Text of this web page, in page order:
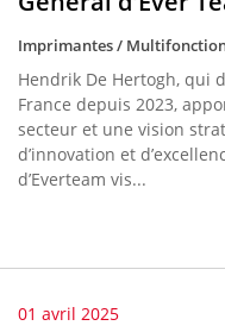
Imprimantes /
Hendrik De Hertogh, qui
France depuis 2023,
secteur et une vision
d’innovation et
d’Everteam vis...
01 avril 2025